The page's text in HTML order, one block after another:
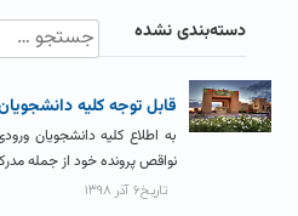
دسته‌بندی نشده
قابل توجه کلیه دانشجویان ۹۸ و
نواقص پرونده خود از جمله
تاریخ۶ آذر ۱۳۹۸